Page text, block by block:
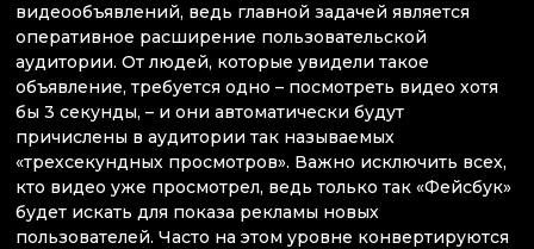
видеообъявлений, ведь главной задачей является
оперативное расширение пользовательской
аудитории. От людей, которые увидели такое
объявление, требуется одно – посмотреть видео хотя
бы 3 секунды, – и они автоматически будут
причислены в аудитории так называемых
«трехсекундных просмотров». Важно исключить всех,
кто видео уже просмотрел, ведь только так «Фейсбук»
будет искать для показа рекламы новых
пользователей. Часто на этом уровне конвертируются